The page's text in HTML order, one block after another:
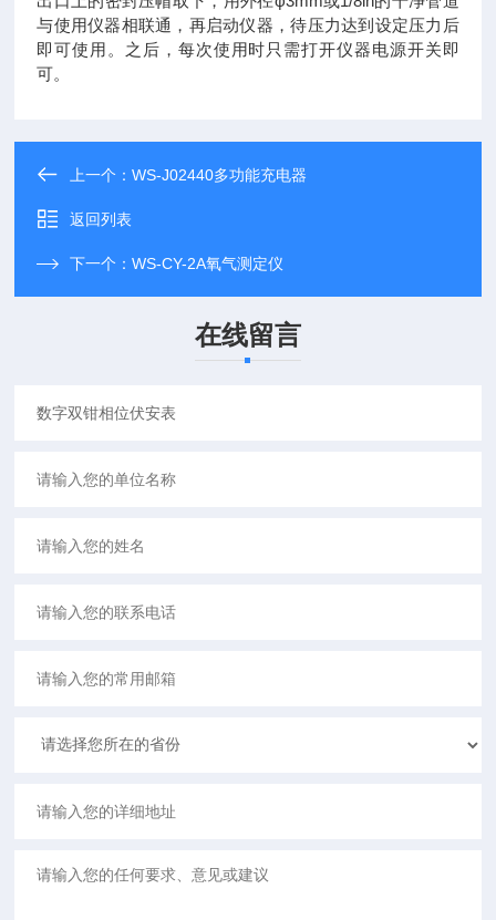
与使用仪器相联通，再启动仪器，待压力达到设定压力后
即可使用。之后，每次使用时只需打开仪器电源开关即
可。
上一个：WS-J02440多功能充电器
返回列表
下一个：WS-CY-2A氧气测定仪
在线留言